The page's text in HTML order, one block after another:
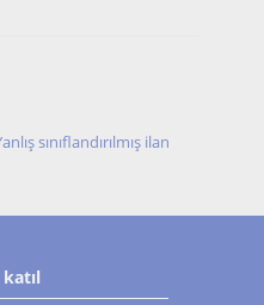
sınıflandırılmış ilan